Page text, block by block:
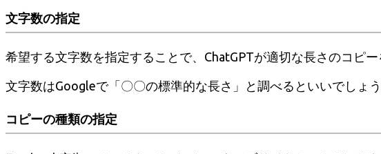
文字数の指定
希望する文字数を指定することで、ChatGPTが適切な長さのコピー
文字数はGoogleで「〇〇の標準的な長さ」と調べるといいでしょう
コピーの種類の指定